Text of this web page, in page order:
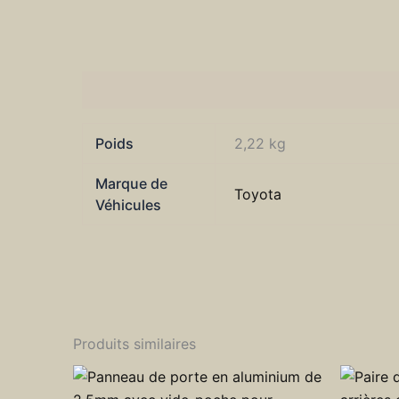
Poids 2,22 kg
Marque de
Véhicules
Toyota
Produits similaires